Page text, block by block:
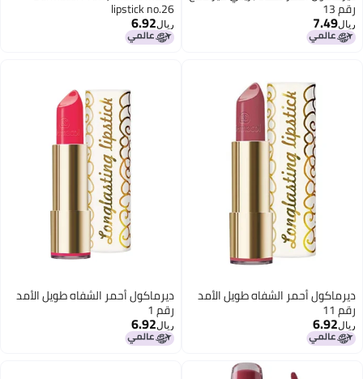
15
رقم 13
ريال7.49
lipstick no.26
ريال6.92
12
ديرماكول أحمر الشفاه طويل الأمد
رقم 11
ريال6.92
12
ديرماكول أحمر الشفاه طويل الأمد
رقم 1
ريال6.92